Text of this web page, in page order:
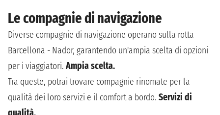
Le compagnie di navigazione
Diverse compagnie di navigazione operano sulla rotta
Barcellona - Nador, garantendo un'ampia scelta di opzioni
per i viaggiatori. Ampia scelta.
Tra queste, potrai trovare compagnie rinomate per la
qualità dei loro servizi e il comfort a bordo. Servizi di